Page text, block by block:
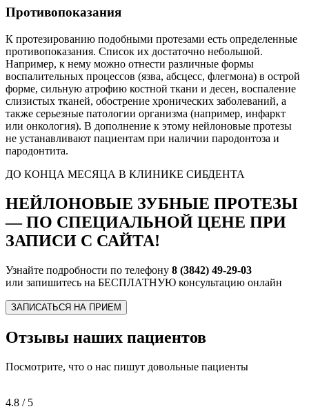
Противопоказания
К протезированию подобными протезами есть определенные
противопоказания. Список их достаточно небольшой.
Например, к нему можно отнести различные формы
воспалительных процессов (язва, абсцесс, флегмона) в острой
форме, сильную атрофию костной ткани и десен, воспаление
слизистых тканей, обострение хронических заболеваний, а
также серьезные патологии организма (например, инфаркт
или онкология). В дополнение к этому нейлоновые протезы
не устанавливают пациентам при наличии пародонтоза и
пародонтита.
ДО КОНЦА МЕСЯЦА В КЛИНИКЕ СИБДЕНТА
НЕЙЛОНОВЫЕ ЗУБНЫЕ ПРОТЕЗЫ
—ПО СПЕЦИАЛЬНОЙ ЦЕНЕ ПРИ
ЗАПИСИ С САЙТА!
Узнайте подробности по телефону 8 (3842) 49-29-03
или запишитесь на БЕСПЛАТНУЮ консультацию онлайн
ЗАПИСАТЬСЯ НА ПРИЕМ
Отзывы наших пациентов
Посмотрите, что о нас пишут довольные пациенты
4.8 / 5